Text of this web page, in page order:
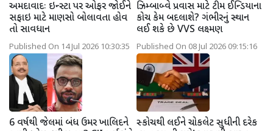
અમદાવાદઃ ઇન્સ્ટા પર ઓફર જોઈને
સફાઇ માટે માણસો બોલાવતા હોવ
તો સાવધાન
Published On 14 Jul 2026 10:30:35
ઝિમ્બાબ્વે પ્રવાસ માટે ટીમ ઈન્ડિયાના
કોચ કેમ બદલાશે? ગંભીરનું સ્થાન
લઈ શકે છે VVS લક્ષ્મણ
Published On 08 Jul 2026 09:15:16
6 વર્ષથી જેલમાં બંધ ઉમર ખાલિદને
સ્કોચથી લઈને ચોકલેટ સુધીની દરેક